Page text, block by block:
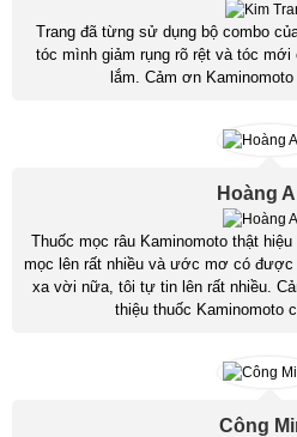
Trang đã từng sử dụng bộ combo
tóc mình giảm rụng rõ rệt và tóc mới
lắm. Cảm ơn
Hoàng
Thuốc mọc râu Kaminomoto thật
mọc lên rất nhiều và ước mơ có được
xa vời nữa, tôi tự tin lên rất nhiều.
thiệu thuốc Kaminomoto
Công